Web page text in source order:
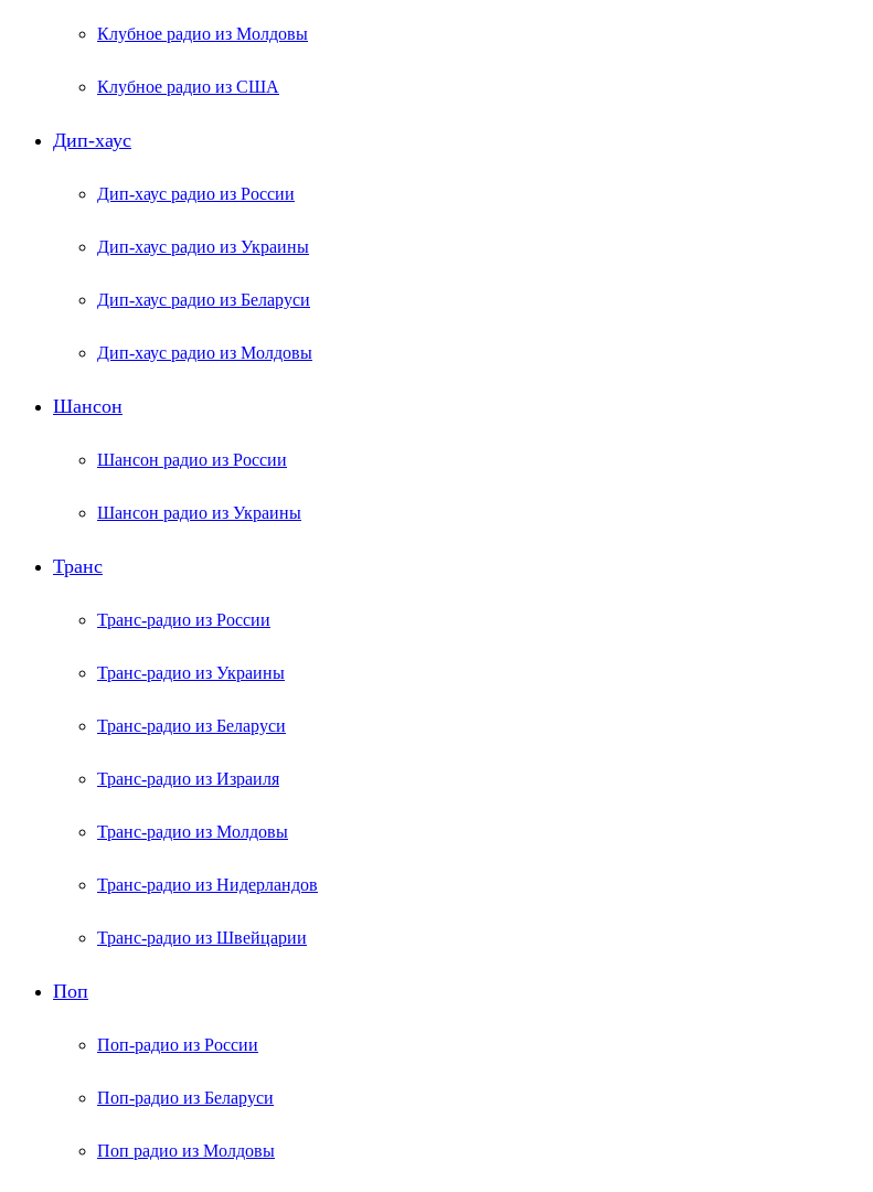
Клубное радио из Молдовы
Клубное радио из США
Дип-хаус
Дип-хаус радио из России
Дип-хаус радио из Украины
Дип-хаус радио из Беларуси
Дип-хаус радио из Молдовы
Шансон
Шансон радио из России
Шансон радио из Украины
Транс
Транс-радио из России
Транс-радио из Украины
Транс-радио из Беларуси
Транс-радио из Израиля
Транс-радио из Молдовы
Транс-радио из Нидерландов
Транс-радио из Швейцарии
Поп
Поп-радио из России
Поп-радио из Беларуси
Поп радио из Молдовы